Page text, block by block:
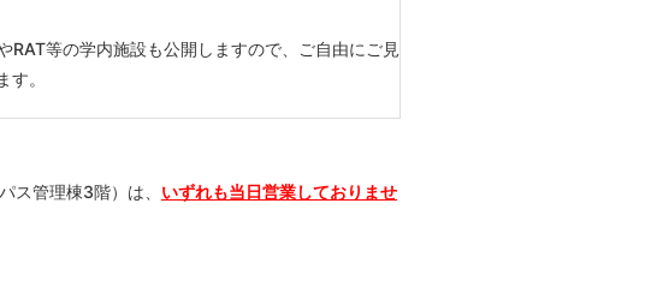
RAT等の学内施設も公開しますので、ご自由にご見
す。
ス管理棟3階）は、 いずれも当日営業しておりませ